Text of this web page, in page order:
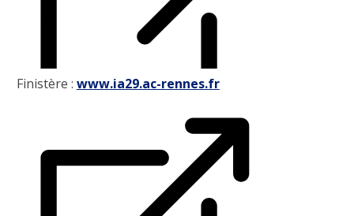
Finistère : www.ia29.ac-rennes.fr